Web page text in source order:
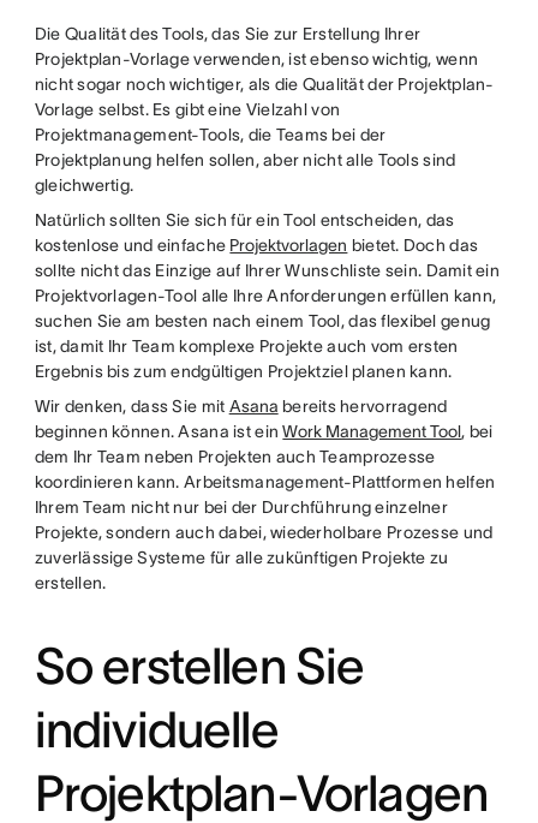
Die Qualität des Tools, das Sie zur Erstellung Ihrer
Projektplan-Vorlage verwenden, ist ebenso wichtig, wenn
nicht sogar noch wichtiger, als die Qualität der Projektplan-
Vorlage selbst. Es gibt eine Vielzahl von
Projektmanagement-Tools, die Teams bei der
Projektplanung helfen sollen, aber nicht alle Tools sind
gleichwertig.
Natürlich sollten Sie sich für ein Tool entscheiden, das
kostenlose und einfache Projektvorlagen bietet. Doch das
sollte nicht das Einzige auf Ihrer Wunschliste sein. Damit ein
Projektvorlagen-Tool alle Ihre Anforderungen erfüllen kann,
suchen Sie am besten nach einem Tool, das flexibel genug
ist, damit Ihr Team komplexe Projekte auch vom ersten
Ergebnis bis zum endgültigen Projektziel planen kann.
Wir denken, dass Sie mit Asana bereits hervorragend
beginnen können. Asana ist einWork Management Tool, bei
dem Ihr Team neben Projekten auch Teamprozesse
koordinieren kann. Arbeitsmanagement-Plattformen helfen
Ihrem Team nicht nur bei der Durchführung einzelner
Projekte, sondern auch dabei, wiederholbare Prozesse und
zuverlässige Systeme für alle zukünftigen Projekte zu
erstellen.
So erstellen Sie
individuelle
Projektplan-Vorlagen